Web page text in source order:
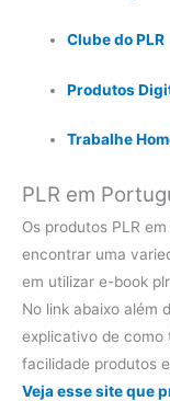
Clube do PLR
Produtos
Trabalhe
PLR em
Os produtos PLR
encontrar uma
em utilizar e-book
No link abaixo além
explicativo de como
facilidade produtos
Veja esse site que